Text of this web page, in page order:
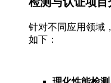
针对不同应用领域
如下：